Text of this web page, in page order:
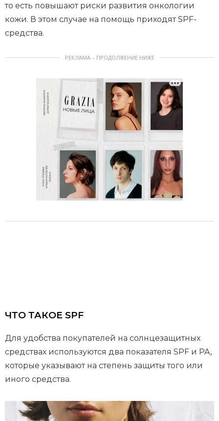
то есть повышают риски развития онкологии
кожи. В этом случае на помощь приходят SPF-
средства.
РЕКЛАМА – ПРОДОЛЖЕНИЕ НИЖЕ
ЧТО ТАКОЕ SPF
Для удобства покупателей на солнцезащитных
средствах используются два показателя SPF и PA,
которые указывают на степень защиты того или
иного средства.